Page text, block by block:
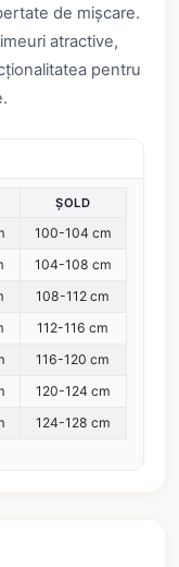
de mișcare.
atractive,
pentru
ȘOLD
100-104 cm
104-108 cm
108-112 cm
112-116 cm
116-120 cm
120-124 cm
124-128 cm